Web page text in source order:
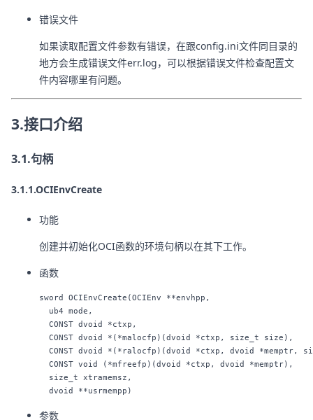
错误文件
如果读取配置文件参数有错误，在跟config.ini文件同目录的
地方会生成错误文件err.log，可以根据错误文件检查配置文
件内容哪里有问题。
3.接口介绍
3.1.句柄
3.1.1.OCIEnvCreate
功能
创建并初始化OCI函数的环境句柄以在其下工作。
函数
sword OCIEnvCreate(OCIEnv **envhpp,
  ub4 mode,
  CONST dvoid *ctxp,
  CONST dvoid *(*malocfp)(dvoid *ctxp, size_t size),
CONST dvoid *(*ralocfp)(dvoid *ctxp, dvoid *memptr,
  CONST void (*mfreefp)(dvoid *ctxp, dvoid *memptr),
  size_t xtramemsz,
参数